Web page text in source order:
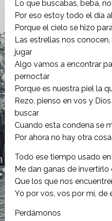
Lo que buscabas, beba,
Por eso estoy todo el día
Porque el cielo se hizo
Las estrellas nos
jugar
Algo vamos a encontrar
pernoctar
Porque es nuestra piel la
Rezo, pienso en vos y
buscar
Cuando esta condena se
Por ahora no hay otra
Todo ese tiempo usado
Me dan ganas de
Que los que nos
Yo por vos, vos por mí, de
Perdámonos